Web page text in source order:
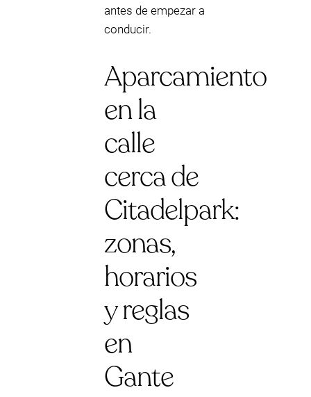
antes de empezar a
conducir.
Aparcamiento
en la
calle
cerca de
Citadelpark:
zonas,
horarios
y reglas
en
Gante